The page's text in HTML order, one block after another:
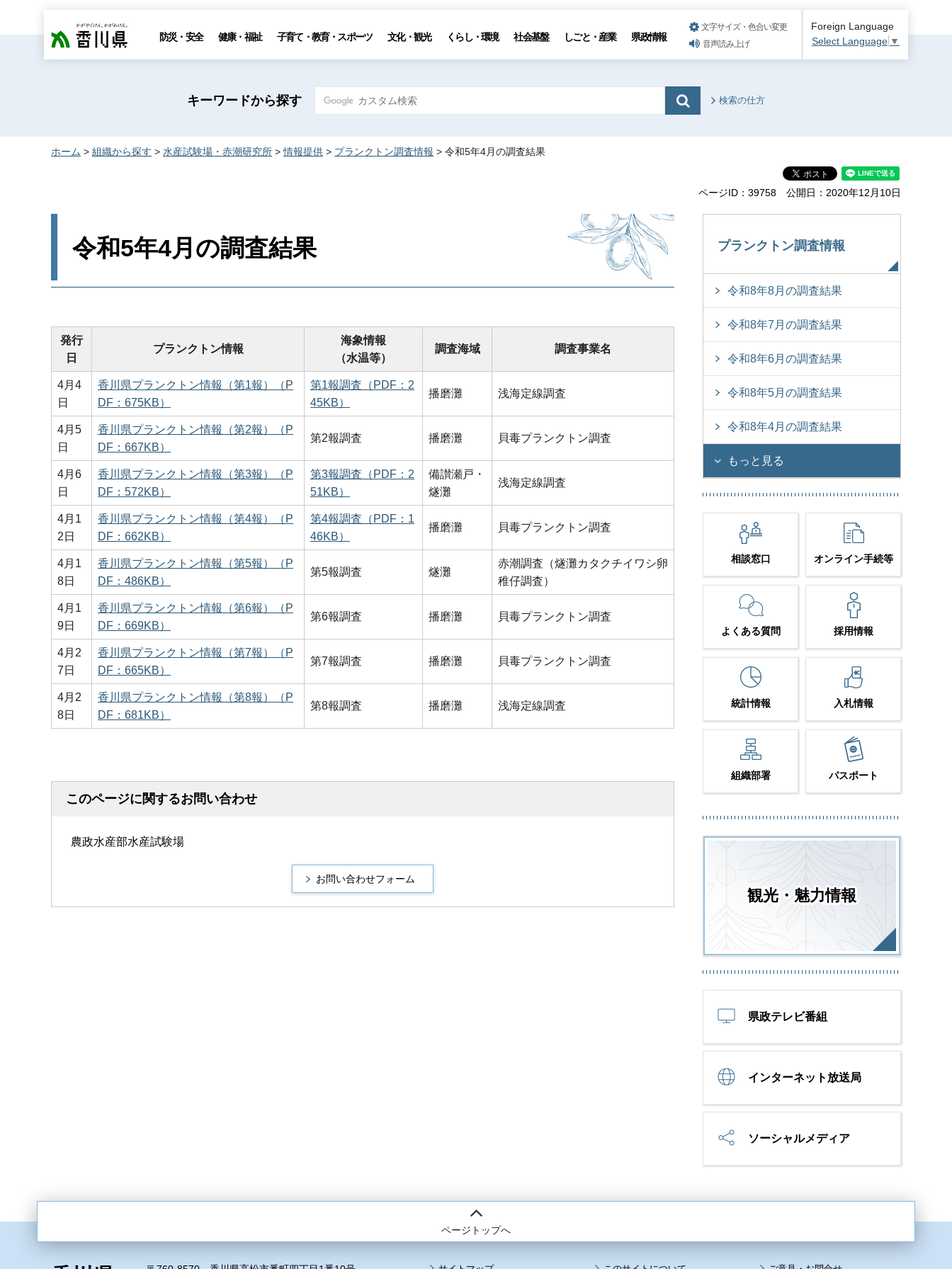
香川県 防災・安全 健康・福祉 子育て・教育・スポーツ 文化・観光 くらし・環境 社会基盤 しごと・産業 県政情報
文字サイズ・色合い変更
音声読み上げ
Foreign Language
Select Language ▼
キーワードから探す 検索の仕方
ホーム > 組織から探す > 水産試験場・赤潮研究所 >情報提供 > プランクトン調査情報 > 令和5年4月の調査結果
ページID：39758 公開日：2020年12月10日
令和5年4月の調査結果
発行
日
プランクトン情報
海象情報
（水温等）
調査海域 調査事業名
4月4
日
香川県プランクトン情報（第1報）（P
DF：675KB）
第1報調査（PDF：2
45KB）
播磨灘 浅海定線調査
4月5
日
香川県プランクトン情報（第2報）（P
DF：667KB）
第2報調査 播磨灘 貝毒プランクトン調査
4月6
日
香川県プランクトン情報（第3報）（P
DF：572KB）
第3報調査（PDF：2
51KB）
備讃瀬戸・
燧灘
浅海定線調査
4月1
2日
香川県プランクトン情報（第4報）（P
DF：662KB）
第4報調査（PDF：1
46KB）
播磨灘 貝毒プランクトン調査
4月1
8日
香川県プランクトン情報（第5報）（P
DF：486KB）
第5報調査 燧灘
赤潮調査（燧灘カタクチイワシ卵
稚仔調査）
4月1
9日
香川県プランクトン情報（第6報）（P
DF：669KB）
第6報調査 播磨灘 貝毒プランクトン調査
4月2
7日
香川県プランクトン情報（第7報）（P
DF：665KB）
第7報調査 播磨灘 貝毒プランクトン調査
4月2
8日
香川県プランクトン情報（第8報）（P
DF：681KB）
第8報調査 播磨灘 浅海定線調査
このページに関するお問い合わせ
農政水産部水産試験場
プランクトン調査情報
令和8年8月の調査結果
令和8年7月の調査結果
令和8年6月の調査結果
令和8年5月の調査結果
令和8年4月の調査結果
もっと見る
相談窓口 オンライン手続等
よくある質問 採用情報
統計情報 入札情報
組織部署 パスポート
観光・魅力情報
県政テレビ番組
インターネット放送局
ソーシャルメディア
ページトップへ